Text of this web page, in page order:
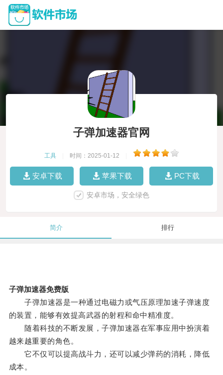
子弹加速器官网
工具 时间：2025-01-12
安卓下载 苹果下载 PC下载
安卓市场，安全绿色
简介 排行
子弹加速器免费版
子弹加速器是一种通过电磁力或气压原理加速子弹速度
的装置，能够有效提高武器的射程和命中精准度。
随着科技的不断发展，子弹加速器在军事应用中扮演着
越来越重要的角色。
它不仅可以提高战斗力，还可以减少弹药的消耗，降低
成本。